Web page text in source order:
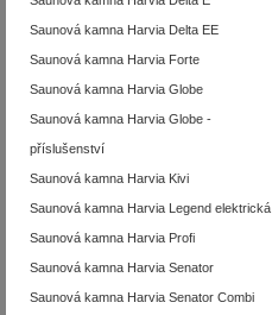
Saunová kamna Harvia Delta EE
Saunová kamna Harvia Forte
Saunová kamna Harvia Globe
Saunová kamna Harvia Globe -
příslušenství
Saunová kamna Harvia Kivi
Saunová kamna Harvia Legend elektrická
Saunová kamna Harvia Profi
Saunová kamna Harvia Senator
Saunová kamna Harvia Senator Combi